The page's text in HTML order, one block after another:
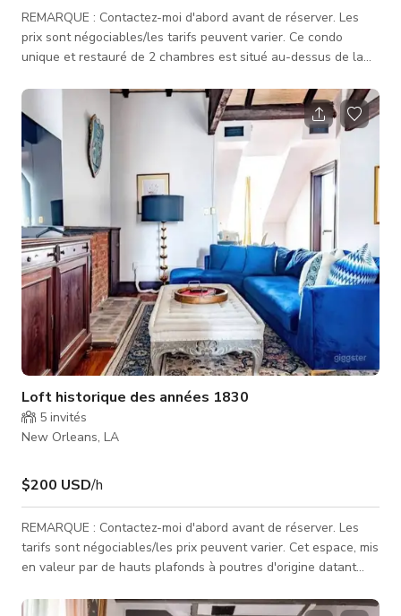
REMARQUE : Contactez-moi d'abord avant de réserver. Les
prix sont négociables/les tarifs peuvent varier. Ce condo
unique et restauré de 2 chambres est situé au-dessus de la
nos invités ! Tout est inclus pour un séjour long, avec
plusieurs espaces de repas et de travail, beaucoup d'espace
de rangement, et une cuisine complète équipée de tous les
gadgets et ustensiles imaginables. Cet espace de location est
au deuxième étag
Loft historique des années 1830
5 invités
New Orleans, LA
$200 USD/h
REMARQUE : Contactez-moi d'abord avant de réserver. Les
tarifs sont négociables/les prix peuvent varier. Cet espace, mis
en valeur par de hauts plafonds à poutres d'origine datant
size, d'un salon et d'une salle à manger confortables, ainsi